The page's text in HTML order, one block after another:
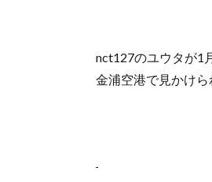
nct127のユウタが1
金浦空港で見かけら